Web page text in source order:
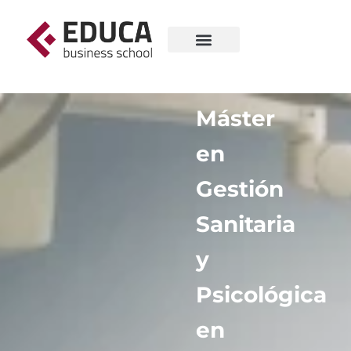
Máster
en
Gestión
Sanitaria
y
Psicológica
en